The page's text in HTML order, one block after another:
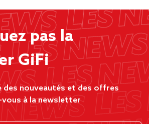
pas la
GiFi
des nouveautés et des offres
à la newsletter